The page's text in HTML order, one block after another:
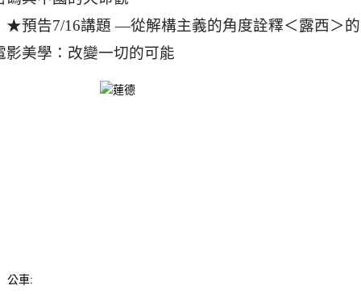
★預告7/16講題 —從解構主義的角度詮釋＜露西＞的
影美學：改變一切的可能
公車: